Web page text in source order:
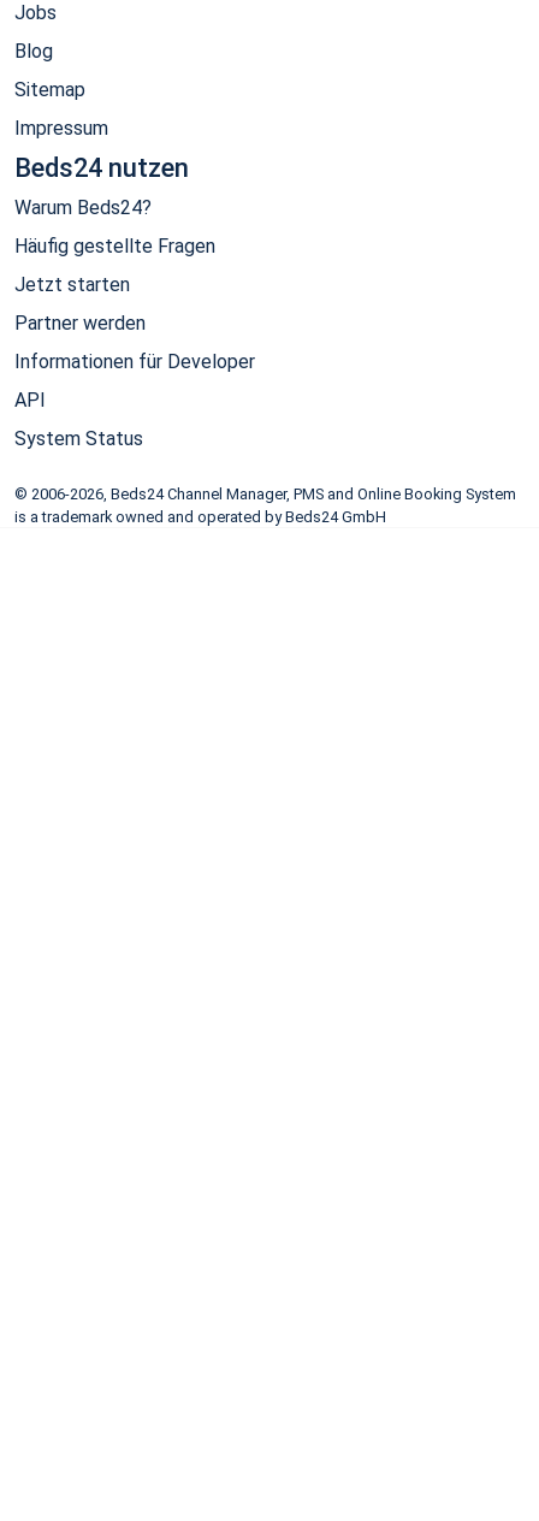
Jobs
Blog
Sitemap
Impressum
Beds24 nutzen
Warum Beds24?
Häufig gestellte Fragen
Jetzt starten
Partner werden
Informationen für Developer
API
System Status
© 2006-2026, Beds24 Channel Manager, PMS and Online Booking System
is a trademark owned and operated by Beds24 GmbH